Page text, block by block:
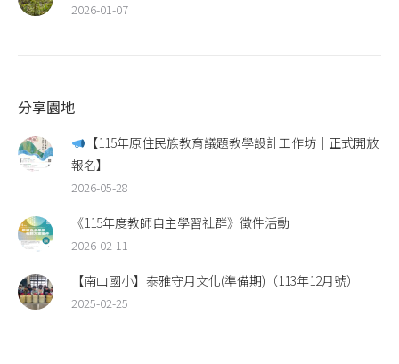
2026-01-07
分享園地
【115年原住民族教育議題教學設計工作坊｜正式開放
報名】
2026-05-28
《115年度教師自主學習社群》徵件活動
2026-02-11
【南山國小】泰雅守月文化(準備期)（113年12月號）
2025-02-25